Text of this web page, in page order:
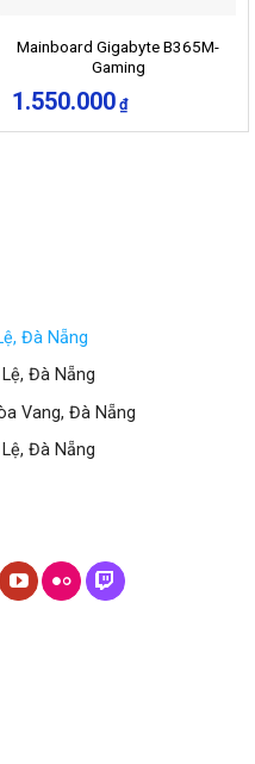
Mainboard Gigabyte B365M-
Gaming
1.550.000 ₫
Đà Nẵng
Đà Nẵng
Vang, Đà Nẵng
Đà Nẵng